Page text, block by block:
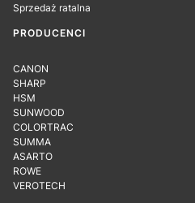
Sprzedaż ratalna
PRODUCENCI
CANON
SHARP
HSM
SUNWOOD
COLORTRAC
SUMMA
ASARTO
ROWE
VEROTECH